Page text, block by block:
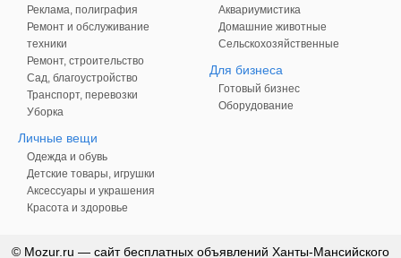
Реклама, полиграфия
Ремонт и обслуживание
техники
Ремонт, строительство
Сад, благоустройство
Транспорт, перевозки
Уборка
Личные вещи
Одежда и обувь
Детские товары, игрушки
Аксессуары и украшения
Красота и здоровье
Аквариумистика
Домашние животные
Сельскохозяйственные
Для бизнеса
Готовый бизнес
Оборудование
© Mozur.ru — сайт бесплатных объявлений Ханты-Мансийского